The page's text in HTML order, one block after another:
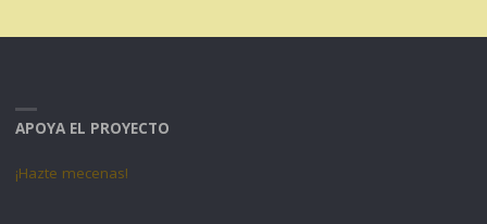
APOYA EL PROYECTO
¡Hazte mecenas!